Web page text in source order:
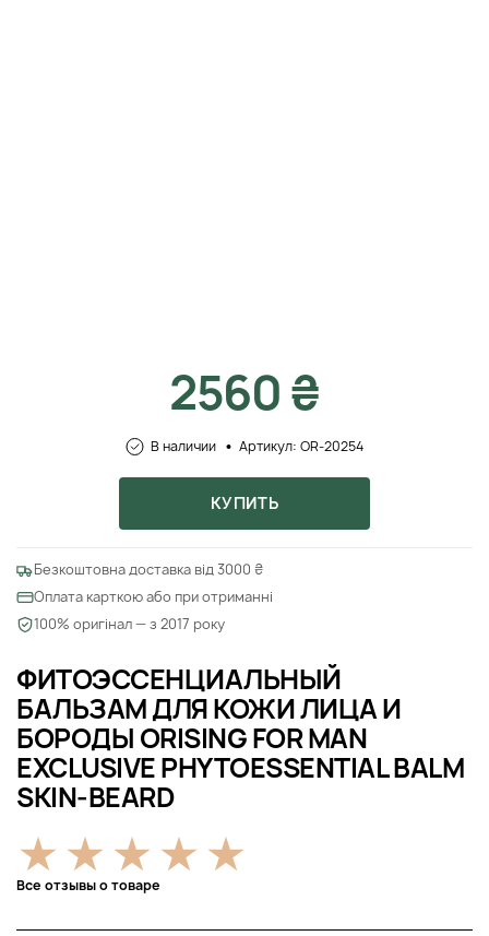
ФИТОЭССЕНЦИАЛЬНЫЙ
БАЛЬЗАМ ДЛЯ КОЖИ ЛИЦА И
БОРОДЫ ORISING FOR MAN
EXCLUSIVE PHYTOESSENTIAL BALM
SKIN-BEARD
Все отзывы о товаре
2560 ₴
В наличии Артикул: OR-20254
КУПИТЬ
Безкоштовна доставка від 3000 ₴
Оплата карткою або при отриманні
100% оригінал — з 2017 року